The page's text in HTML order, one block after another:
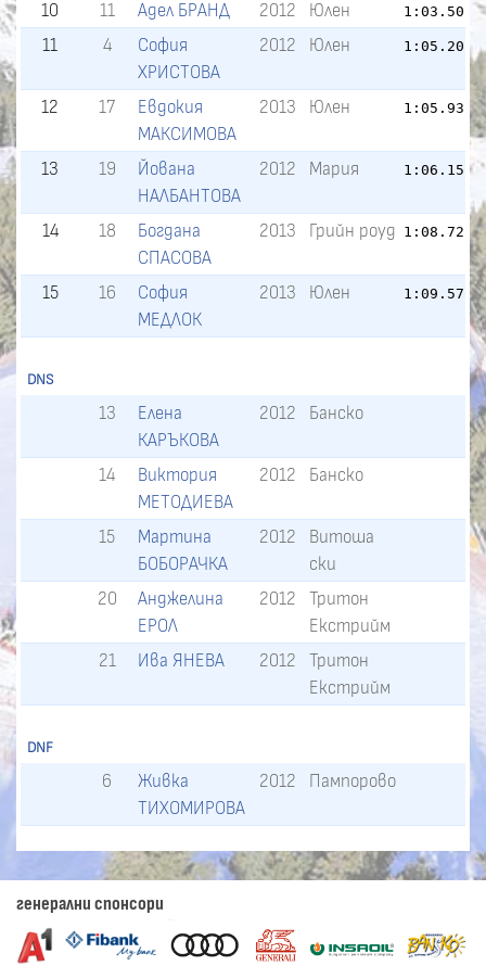
10 11 Адел БРАНД 2012 Юлен 1:03.50
11 4
София
ХРИСТОВА
2012 Юлен 1:05.20
12 17
Евдокия
МАКСИМОВА
2013 Юлен 1:05.93
13 19
Йована
НАЛБАНТОВА
2012 Мария 1:06.15
14 18
Богдана
СПАСОВА
2013 Грийн роуд 1:08.72
15 16
София
МЕДЛОК
2013 Юлен 1:09.57
DNS
13
Елена
КАРЪКОВА
2012 Банско
14
Виктория
МЕТОДИЕВА
2012 Банско
15
Мартина
БОБОРАЧКА
2012
Витоша
ски
20
Анджелина
ЕРОЛ
2012
Тритон
Екстрийм
21
Ива ЯНЕВА 2012
Тритон
Екстрийм
DNF
6
Живка
ТИХОМИРОВА
2012 Пампорово
генерални спонсори